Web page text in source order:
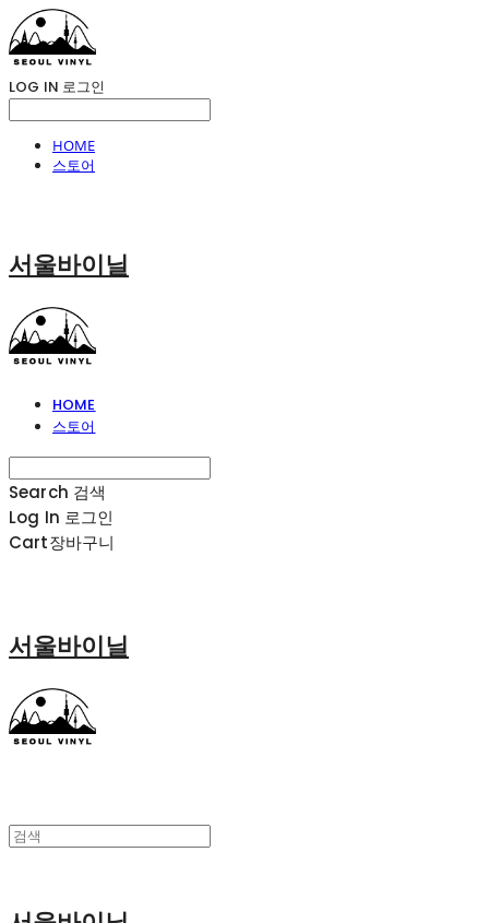
LOG IN 로그인
HOME
스토어
서울바이닐
HOME
스토어
Search 검색
Log In 로그인
Cart장바구니
서울바이닐